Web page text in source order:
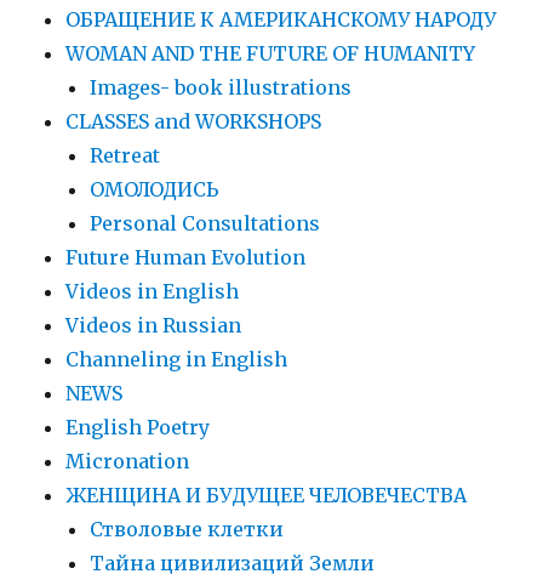
ОБРАЩЕНИЕ К АМЕРИКАНСКОМУ НАРОДУ
WOMAN AND THE FUTURE OF HUMANITY
Images- book illustrations
CLASSES and WORKSHOPS
Retreat
ОМОЛОДИСЬ
Personal Consultations
Future Human Evolution
Videos in English
Videos in Russian
Сhanneling in English
NEWS
English Poetry
Micronation
ЖЕНЩИНА И БУДУЩЕЕ ЧЕЛОВЕЧЕСТВА
Стволовые клетки
Тайна цивилизаций Земли